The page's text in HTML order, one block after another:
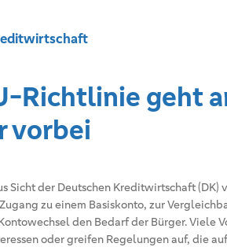
Richtlinie geht
vorbei
Sicht der Deutschen Kreditwirtschaft
zu einem Basiskonto, zur
den Bedarf der Bürger. Viele
oder greifen Regelungen auf, die